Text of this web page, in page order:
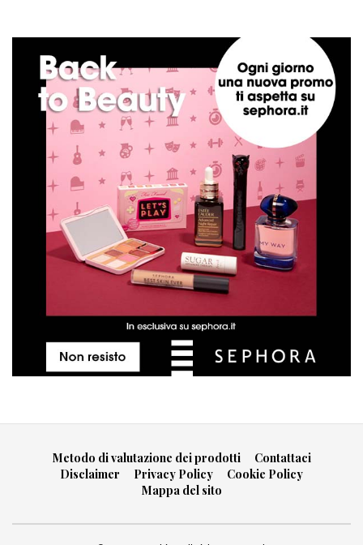
Metodo di valutazione dei prodotti
Contattaci
Disclaimer
Privacy Policy
Cookie Policy
Mappa del sito